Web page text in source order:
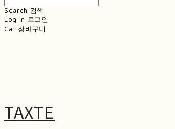
Search 검색
Log In 로그인
Cart장바구니
TAXTE